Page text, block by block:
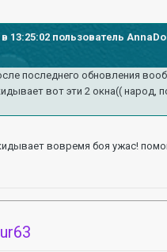
в 13:25:02 пользователь
последнего обновления
вот эти 2 окна(( народ,
вовремя боя ужас!